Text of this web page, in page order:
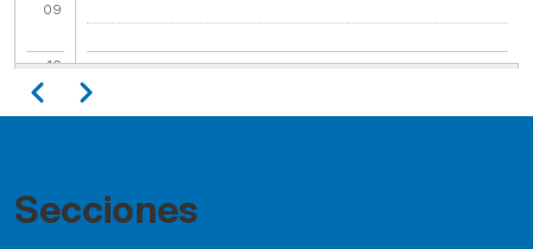
09
10
11
Paginación
AnteriorSiguiente
Secciones